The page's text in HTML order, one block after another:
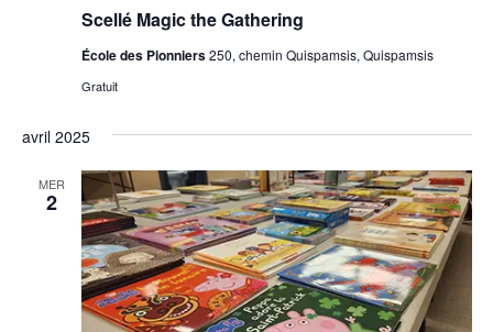
Scellé Magic the Gathering
École des Pionniers250, chemin Quispamsis, Quispamsis
Gratuit
avril 2025
MER
2